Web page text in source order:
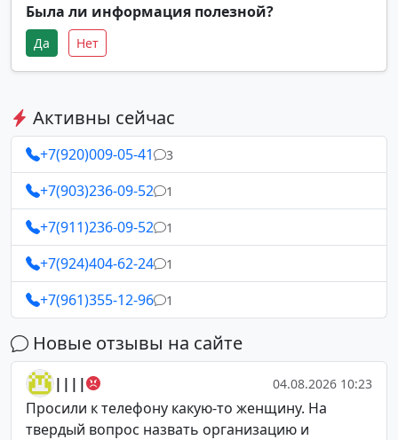
Была ли информация полезной?
Да Нет
Активны сейчас
+7(920)009-05-41 3
+7(903)236-09-52 1
+7(911)236-09-52 1
+7(924)404-62-24 1
+7(961)355-12-96 1
Новые отзывы на сайте
|||| 04.08.2026 10:23
Просили к телефону какую-то женщину. На
твердый вопрос назвать организацию и